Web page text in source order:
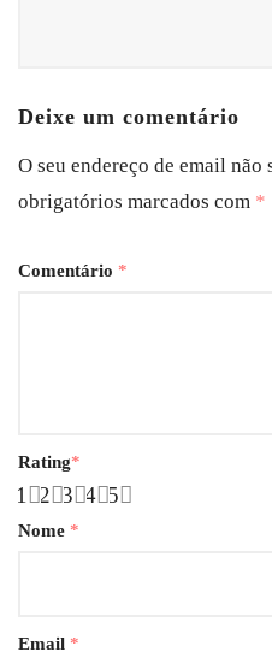
Deixe um comentário
O seu endereço de email não
obrigatórios marcados com *
Comentário *
Rating*
5
4
3
2
1
Nome *
Email *